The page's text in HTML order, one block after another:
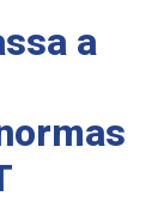
a